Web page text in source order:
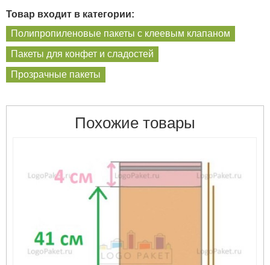
Товар входит в категории:
Полипропиленовые пакеты с клеевым клапаном
Пакеты для конфет и сладостей
Прозрачные пакеты
Похожие товары